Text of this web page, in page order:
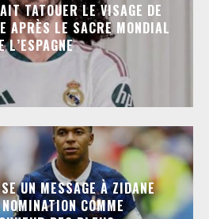
TATOUER LE VISAGE DE
APRÈS LE SACRE MONDIAL
L’ESPAGNE
UN MESSAGE À ZIDANE
COMME